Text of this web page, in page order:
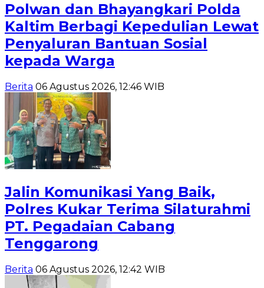
Polwan dan Bhayangkari Polda
Kaltim Berbagi Kepedulian Lewat
Penyaluran Bantuan Sosial
kepada Warga
Berita 06 Agustus 2026, 12:46 WIB
Jalin Komunikasi Yang Baik,
Polres Kukar Terima Silaturahmi
PT. Pegadaian Cabang
Tenggarong
Berita 06 Agustus 2026, 12:42 WIB